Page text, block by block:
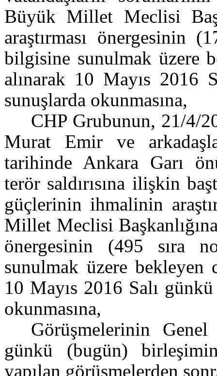
Büyük Millet Meclisi
araştırması önergesinin
bilgisine sunulmak üzere
alınarak 10 Mayıs 2016
sunuşlarda okunmasına,
CHP Grubunun, 21/4/
Murat Emir ve
tarihinde Ankara Garı
terör saldırısına ilişkin
güçlerinin ihmalinin
Millet Meclisi
önergesinin (495 sıra
sunulmak üzere bekleyen
10 Mayıs 2016 Salı
okunmasına,
Görüşmelerinin
günkü (bugün)
yapılan görüşmelerden